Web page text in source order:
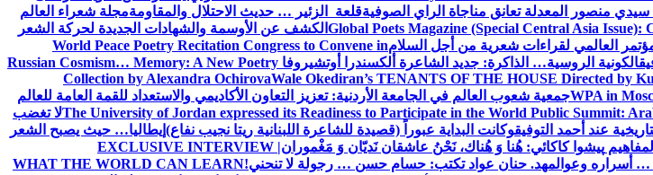
منصور المعدلة تعانق مناجاة الراي الصوفيةقلعة الزئير … حديث الاحتلال والمقاومةمجلة شعراء العالم
Global Poets Magazine (Special Central Asia Issue): الكشف عن الأوسمة والشهادات الجديدة لحركة الشعر
العالمي لقراءات شعرية من أجل السلامWorld Peace Poetry Recitation Congress to Convene in
الكونية الروسية… الذاكرة: جديد الشاعرة ألكسندرا أوتشيروفا Russian Cosmism… Memory: A New Poetry
Collection by Alexandra OchirovaWale Okediran’s TENANTS OF THE HOUSE Directed by
WPA inجمعية شعوب العالم في الجامعة الأردنية: تعزيز التعاون الأكاديمي والاستعداد للقمة العامة للعالم
The University of Jordan expressed its Readiness to Participate in the World Public Summit:لا تغضب
عند أحمد التوفيقوكانت البداية عبوراً (قصيدة للشاعرة اللبنانية ريتا نجيب نفاع) إيطاليا… حيث يصبح الشعر
پیشوا کاکائي: هُنا وَ هُناك، نَحْنُ عاشقان نَديّان وَ مَغْمورانEXCLUSIVE INTERVIEW |
أسراره وعوالمهد. حنان عواد تكتب: حسام حسن … رجولة لا تنحني!WHAT THE WORLD CAN LEARN